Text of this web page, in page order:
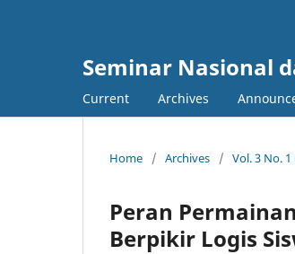
Seminar Nasional
Current Archives
Home / Archives / Vol. 3 No.
Peran
Berpikir Logis